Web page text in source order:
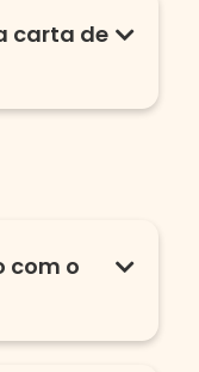
carta de
com o